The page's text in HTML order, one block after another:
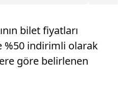
bilet fiyatları
%50 indirimli olarak
göre belirlenen